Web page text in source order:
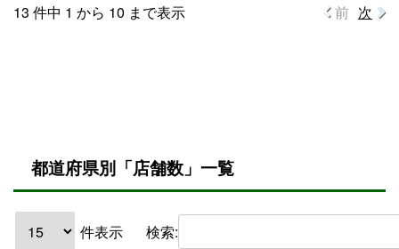
13 件中 1 から 10 まで表示 前 次
都道府県別「店舗数」一覧
件表示 検索: